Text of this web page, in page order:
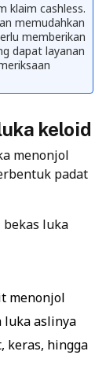
klaim cashless.
memudahkan
memberikan
dapat layanan
keloid
menonjol
padat
luka
menonjol
luka aslinya
keras, hingga